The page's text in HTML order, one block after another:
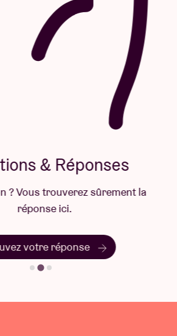
& Réponses
? Vous trouverez sûrement la
réponse ici.
votre réponse